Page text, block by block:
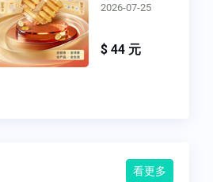
2026-07-25
$ 44 元
看更多